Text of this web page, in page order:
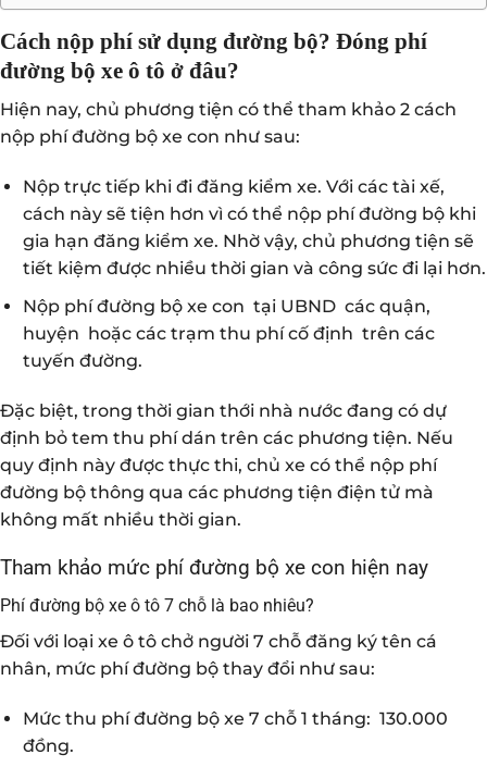
Cách nộp phí sử dụng đường bộ? Đóng phí
đường bộ xe ô tô ở đâu?
Hiện nay, chủ phương tiện có thể tham khảo 2 cách
nộp phí đường bộ xe con như sau:
Nộp trực tiếp khi đi đăng kiểm xe. Với các tài xế,
cách này sẽ tiện hơn vì có thể nộp phí đường bộ khi
gia hạn đăng kiểm xe. Nhờ vậy, chủ phương tiện sẽ
tiết kiệm được nhiều thời gian và công sức đi lại hơn.
Nộp phí đường bộ xe con tại UBND các quận,
huyện hoặc các trạm thu phí cố định trên các
tuyến đường.
Đặc biệt, trong thời gian thới nhà nước đang có dự
định bỏ tem thu phí dán trên các phương tiện. Nếu
quy định này được thực thi, chủ xe có thể nộp phí
đường bộ thông qua các phương tiện điện tử mà
không mất nhiều thời gian.
Tham khảo mức phí đường bộ xe con hiện nay
Phí đường bộ xe ô tô 7 chỗ là bao nhiêu?
Đối với loại xe ô tô chở người 7 chỗ đăng ký tên cá
nhân, mức phí đường bộ thay đổi như sau:
Mức thu phí đường bộ xe 7 chỗ 1 tháng: 130.000
đồng.